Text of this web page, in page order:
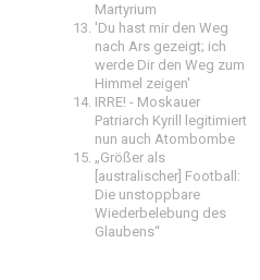
Martyrium
'Du hast mir den Weg
nach Ars gezeigt; ich
werde Dir den Weg zum
Himmel zeigen'
IRRE! - Moskauer
Patriarch Kyrill legitimiert
nun auch Atombombe
„Größer als
[australischer] Football:
Die unstoppbare
Wiederbelebung des
Glaubens“